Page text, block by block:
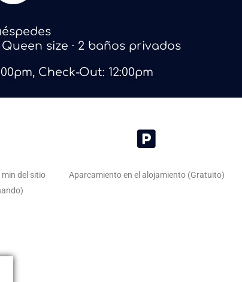
size · 2 baños privados
Check-Out: 12:00pm
del sitio
Aparcamiento en el alojamiento (Gratuito)